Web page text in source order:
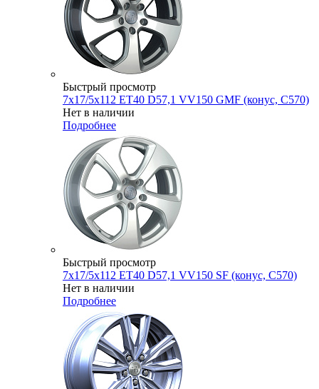
Быстрый просмотр
7x17/5x112 ET40 D57,1 VV150 GMF (конус, C570)
Нет в наличии
Подробнее
Быстрый просмотр
7x17/5x112 ET40 D57,1 VV150 SF (конус, C570)
Нет в наличии
Подробнее